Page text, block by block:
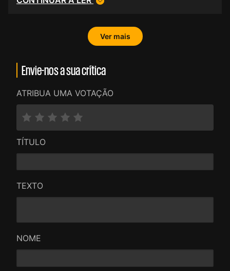
Ver mais
Envie-nos a sua crítica
ATRIBUA UMA VOTAÇÃO
TÍTULO
TEXTO
NOME